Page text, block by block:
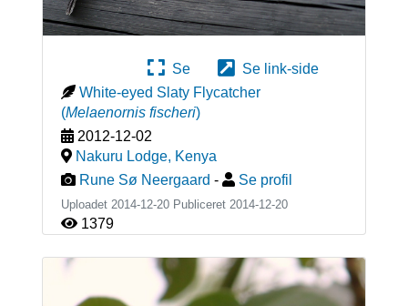
Se
Se link-side
White-eyed Slaty Flycatcher
(Melaenornis fischeri)
2012-12-02
Nakuru Lodge, Kenya
Rune Sø Neergaard - Se profil
Uploadet 2014-12-20 Publiceret 2014-12-20
1379